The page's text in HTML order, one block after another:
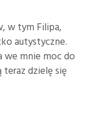
w tym Filipa,
autystyczne.
we mnie moc do
dzielę się